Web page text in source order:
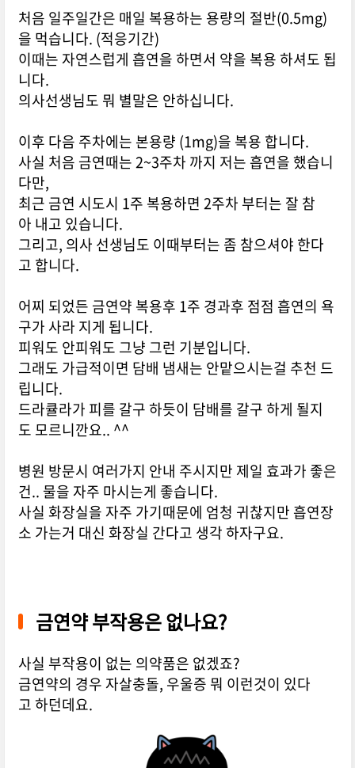
처음 일주일간은 매일 복용하는 용량의 절반(0.5mg)
을 먹습니다. (적응기간)
이때는 자연스럽게 흡연을 하면서 약을 복용 하셔도 됩
니다.
의사선생님도 뭐 별말은 안하십니다.
이후 다음 주차에는 본용량 (1mg)을 복용 합니다.
사실 처음 금연때는 2~3주차 까지 저는 흡연을 했습니
다만,
최근 금연 시도시 1주 복용하면 2주차 부터는 잘 참
아 내고 있습니다.
그리고, 의사 선생님도 이때부터는 좀 참으셔야 한다
고 합니다.
어찌 되었든 금연약 복용후 1주 경과후 점점 흡연의 욕
구가 사라 지게 됩니다.
피워도 안피워도 그냥 그런 기분입니다.
그래도 가급적이면 담배 냄새는 안맡으시는걸 추천 드
립니다.
드라큘라가 피를 갈구 하듯이 담배를 갈구 하게 될지
도 모르니깐요.. ^^
병원 방문시 여러가지 안내 주시지만 제일 효과가 좋은
건.. 물을 자주 마시는게 좋습니다.
사실 화장실을 자주 가기때문에 엄청 귀찮지만 흡연장
소 가는거 대신 화장실 간다고 생각 하자구요.
금연약 부작용은 없나요?
사실 부작용이 없는 의약품은 없겠죠?
금연약의 경우 자살충돌, 우울증 뭐 이런것이 있다
고 하던데요.